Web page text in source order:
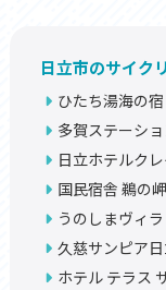
日立市のサイク
ひたち湯海の
多賀ステーシ
日立ホテルク
国民宿舎 鵜の岬
うのしまヴィラ
久慈サンピア
ホテル テラス